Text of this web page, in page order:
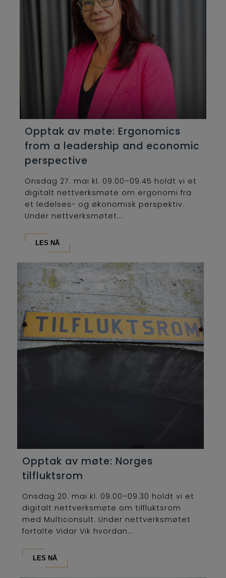
Opptak av møte: Ergonomics
from a leadership and economic
perspective
Onsdag 27. mai kl. 09.00–09.45 holdt vi et
digitalt nettverksmøte om ergonomi fra
et ledelses- og økonomisk perspektiv.
Under nettverksmøtet...
LES NÅ
Opptak av møte: Norges
tilfluktsrom
Onsdag 20. mai kl. 09.00–09.30 holdt vi et
digitalt nettverksmøte om tilfluktsrom
med Multiconsult. Under nettverksmøtet
fortalte Vidar Vik hvordan...
LES NÅ